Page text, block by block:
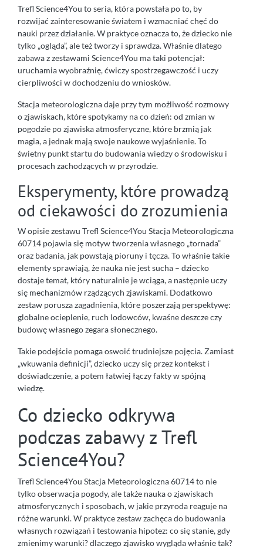
Trefl Science4You to seria, która powstała po to, by
rozwijać zainteresowanie światem i wzmacniać chęć do
nauki przez działanie. W praktyce oznacza to, że dziecko nie
tylko „ogląda”, ale też tworzy i sprawdza. Właśnie dlatego
zabawa z zestawami Science4You ma taki potencjał:
uruchamia wyobraźnię, ćwiczy spostrzegawczość i uczy
cierpliwości w dochodzeniu do wniosków.
Stacja meteorologiczna daje przy tym możliwość rozmowy
o zjawiskach, które spotykamy na co dzień: od zmian w
pogodzie po zjawiska atmosferyczne, które brzmią jak
magia, a jednak mają swoje naukowe wyjaśnienie. To
świetny punkt startu do budowania wiedzy o środowisku i
procesach zachodzących w przyrodzie.
Eksperymenty, które prowadzą
od ciekawości do zrozumienia
W opisie zestawu Trefl Science4You Stacja Meteorologiczna
60714 pojawia się motyw tworzenia własnego „tornada”
oraz badania, jak powstają pioruny i tęcza. To właśnie takie
elementy sprawiają, że nauka nie jest sucha – dziecko
dostaje temat, który naturalnie je wciąga, a następnie uczy
się mechanizmów rządzących zjawiskami. Dodatkowo
zestaw porusza zagadnienia, które poszerzają perspektywę:
globalne ocieplenie, ruch lodowców, kwaśne deszcze czy
budowę własnego zegara słonecznego.
Takie podejście pomaga oswoić trudniejsze pojęcia. Zamiast
„wkuwania definicji”, dziecko uczy się przez kontekst i
doświadczenie, a potem łatwiej łączy fakty w spójną
wiedzę.
Co dziecko odkrywa
podczas zabawy z Trefl
Science4You?
Trefl Science4You Stacja Meteorologiczna 60714 to nie
tylko obserwacja pogody, ale także nauka o zjawiskach
atmosferycznych i sposobach, w jakie przyroda reaguje na
różne warunki. W praktyce zestaw zachęca do budowania
własnych rozwiązań i testowania hipotez: co się stanie, gdy
zmienimy warunki? dlaczego zjawisko wygląda właśnie tak?